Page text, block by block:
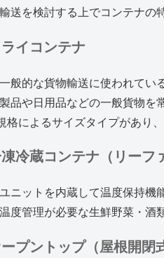
送を検討する上でコンテナの
ライコンテナ
般的な貨物輸送に使われてい
品や日用品などの一般貨物を
格によるサイズタイプがあり
冷蔵コンテナ（リーフ
ニットを内蔵して温度保持機
度管理が必要な生鮮野菜・酒
プントップ（屋根開閉